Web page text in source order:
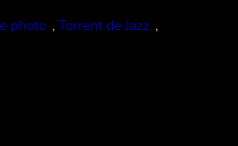
photo , Torrent de Jazz ,